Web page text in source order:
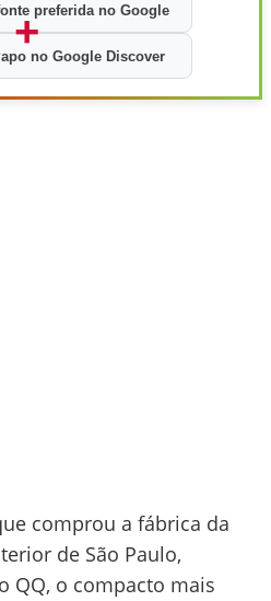
preferida no Google
+
no Google Discover
comprou a fábrica da
de São Paulo,
QQ, o compacto mais